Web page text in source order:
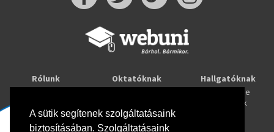
A sütik segítenek szolgáltatásaink
biztosításában. Szolgáltatásaink
Rólunk
Oktatóknak
Webuni Stúdió
Hallgatóknak
Tanulj online
Képzések